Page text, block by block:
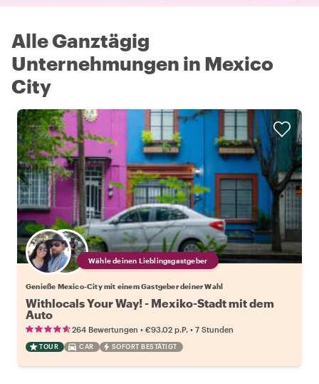
Alle Ganztägig
Unternehmungen in Mexico
City
Wähle deinen Lieblingsgastgeber
Genieße Mexico-City mit einem Gastgeber deiner Wahl
Withlocals Your Way! - Mexiko-Stadt mit dem
Auto
264 Bewertungen • €93.02 p.P. • 7 Stunden
TOUR CAR SOFORT BESTÄTIGT